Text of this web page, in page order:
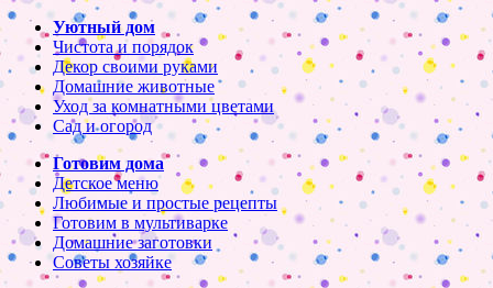
Уютный дом
Чистота и порядок
Декор своими руками
Домашние животные
Уход за комнатными цветами
Сад и огород
Готовим дома
Детское меню
Любимые и простые рецепты
Готовим в мультиварке
Домашние заготовки
Советы хозяйке